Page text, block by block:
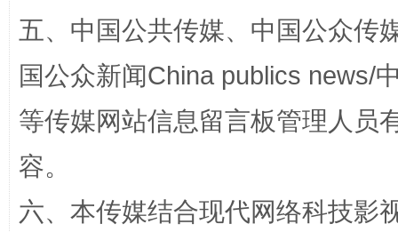
漫山遍野的桃花与雪山、麦地、白藏房 除
五、中国公共传媒、中国公众传
国公众新闻China publics news/
等传媒网站信息留言板管理人员
容。
六、本传媒结合现代网络科技影